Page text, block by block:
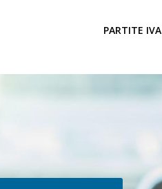
PARTITE IVA